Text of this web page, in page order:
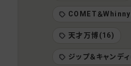
COMET＆
天才万博(16)
ジップ＆キャンデ